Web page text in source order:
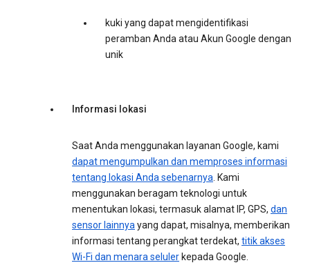
kuki yang dapat mengidentifikasi
peramban Anda atau Akun Google dengan
unik
Informasi lokasi
Saat Anda menggunakan layanan Google, kami
dapat mengumpulkan dan memproses informasi
tentang lokasi Anda sebenarnya. Kami
menggunakan beragam teknologi untuk
menentukan lokasi, termasuk alamat IP, GPS, dan
sensor lainnyayang dapat, misalnya, memberikan
informasi tentang perangkat terdekat, titik akses
Wi-Fi dan menara seluler kepada Google.